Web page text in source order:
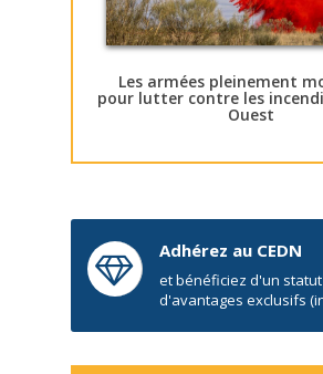
Les armées pleinement
pour lutter contre les
Ouest
Adhérez au CEDN
et bénéficiez d'un
d'avantages exclusifs